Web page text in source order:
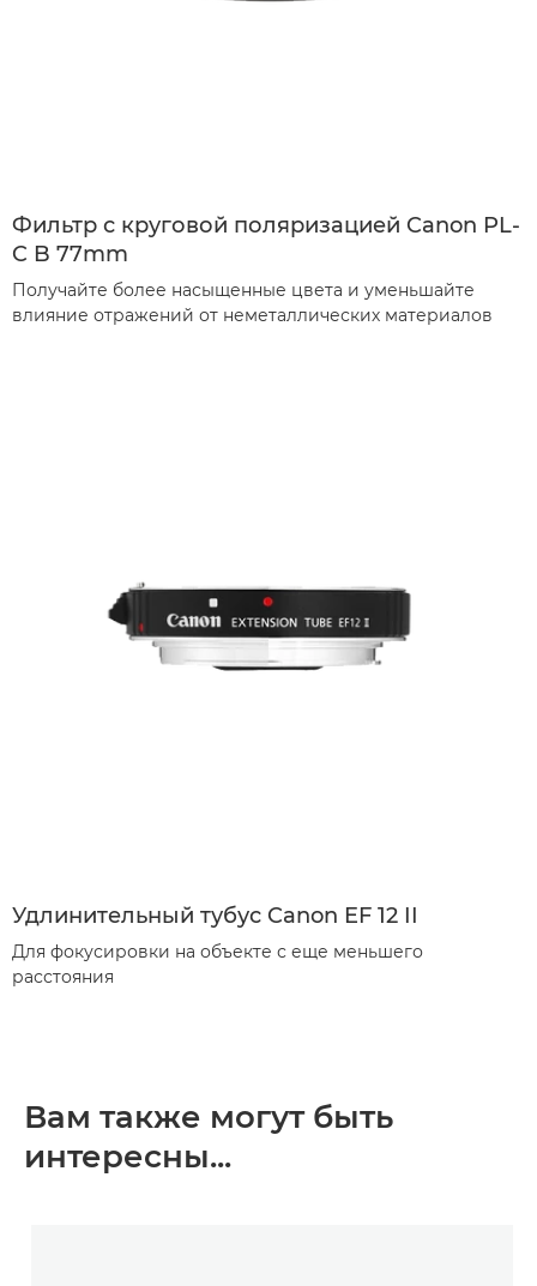
Фильтр с круговой поляризацией Canon PL-
C B 77mm
Получайте более насыщенные цвета и уменьшайте
влияние отражений от неметаллических материалов
Удлинительный тубус Canon EF 12 II
Для фокусировки на объекте с еще меньшего
расстояния
Вам также могут быть
интересны...